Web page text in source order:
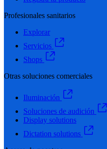
Profesionales sanitarios
Explorar
Servicios
Shops
Otras soluciones comerciales
Iluminación
Soluciones de audición
Display solutions
Dictation solutions